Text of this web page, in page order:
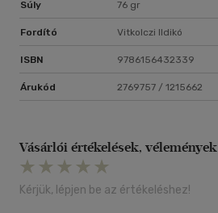
Súly 76 gr
Fordító Vitkolczi Ildikó
ISBN 9786156432339
Árukód 2769757 / 1215662
Vásárlói értékelések, vélemények
Kérjük, lépjen be az értékeléshez!